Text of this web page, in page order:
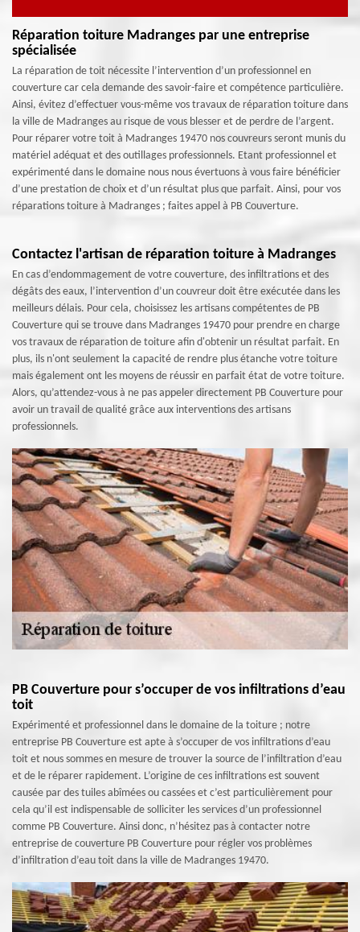
Réparation toiture Madranges par une entreprise
spécialisée
La réparation de toit nécessite l’intervention d’un professionnel en
couverture car cela demande des savoir-faire et compétence particulière.
Ainsi, évitez d’effectuer vous-même vos travaux de réparation toiture dans
la ville de Madranges au risque de vous blesser et de perdre de l’argent.
Pour réparer votre toit à Madranges 19470 nos couvreurs seront munis du
matériel adéquat et des outillages professionnels. Etant professionnel et
expérimenté dans le domaine nous nous évertuons à vous faire bénéficier
d’une prestation de choix et d’un résultat plus que parfait. Ainsi, pour vos
réparations toiture à Madranges ; faites appel à PB Couverture.
Contactez l'artisan de réparation toiture à Madranges
En cas d’endommagement de votre couverture, des infiltrations et des
dégâts des eaux, l’intervention d’un couvreur doit être exécutée dans les
meilleurs délais. Pour cela, choisissez les artisans compétentes de PB
Couverture qui se trouve dans Madranges 19470 pour prendre en charge
vos travaux de réparation de toiture afin d'obtenir un résultat parfait. En
plus, ils n'ont seulement la capacité de rendre plus étanche votre toiture
mais également ont les moyens de réussir en parfait état de votre toiture.
Alors, qu’attendez-vous à ne pas appeler directement PB Couverture pour
avoir un travail de qualité grâce aux interventions des artisans
professionnels.
PB Couverture pour s’occuper de vos infiltrations d’eau
toit
Expérimenté et professionnel dans le domaine de la toiture ; notre
entreprise PB Couverture est apte à s’occuper de vos infiltrations d’eau
toit et nous sommes en mesure de trouver la source de l’infiltration d’eau
et de le réparer rapidement. L’origine de ces infiltrations est souvent
causée par des tuiles abîmées ou cassées et c’est particulièrement pour
cela qu’il est indispensable de solliciter les services d’un professionnel
comme PB Couverture. Ainsi donc, n’hésitez pas à contacter notre
entreprise de couverture PB Couverture pour régler vos problèmes
d’infiltration d’eau toit dans la ville de Madranges 19470.